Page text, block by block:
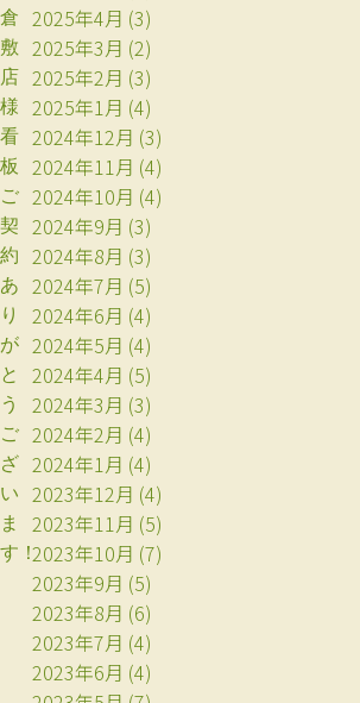
倉
敷
店
様
看
板
ご
契
約
あ
り
が
と
う
ご
ざ
い
ま
す！
2025年4月 (3)
2025年3月 (2)
2025年2月 (3)
2025年1月 (4)
2024年12月 (3)
2024年11月 (4)
2024年10月 (4)
2024年9月 (3)
2024年8月 (3)
2024年7月 (5)
2024年6月 (4)
2024年5月 (4)
2024年4月 (5)
2024年3月 (3)
2024年2月 (4)
2024年1月 (4)
2023年12月 (4)
2023年11月 (5)
2023年10月 (7)
2023年9月 (5)
2023年8月 (6)
2023年7月 (4)
2023年6月 (4)